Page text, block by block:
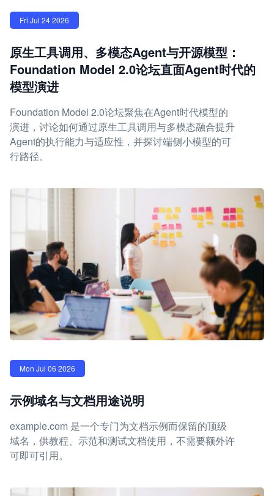
Fri Jul 24 2026
原生工具调用、多模态Agent与开源模型：
Foundation Model 2.0论坛直面Agent时代的
模型演进
Foundation Model 2.0论坛聚焦在Agent时代模型的
演进，讨论如何通过原生工具调用与多模态融合提升
Agent的执行能力与适应性，并探讨端侧小模型的可
行路径。
Mon Jul 06 2026
示例域名与文档用途说明
example.com 是一个专门为文档示例而保留的顶级
域名，供教程、示范和测试文档使用，不需要额外许
可即可引用。